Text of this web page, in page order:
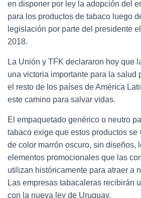
en disponer por ley la adopción del
para los productos de tabaco luego
legislación por parte del presidente
2018.
La Unión y TFK declararon hoy que
una victoria importante para la salud
el resto de los países de América
este camino para salvar vidas.
El empaquetado genérico o neutro
tabaco exige que estos productos se
de color marrón oscuro, sin diseños,
elementos promocionales que las
utilizan históricamente para atraer a
Las empresas tabacaleras recibirán
con la nueva ley de Uruguay.